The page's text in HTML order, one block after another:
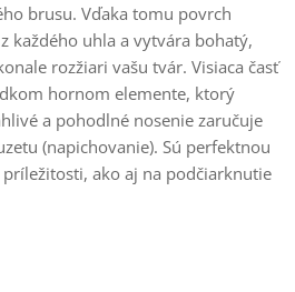
brusu. Vďaka tomu povrch
každého uhla a vytvára bohatý,
rozžiari vašu tvár. Visiaca časť
hornom elemente, ktorý
a pohodlné nosenie zaručuje
(napichovanie). Sú perfektnou
ako aj na podčiarknutie